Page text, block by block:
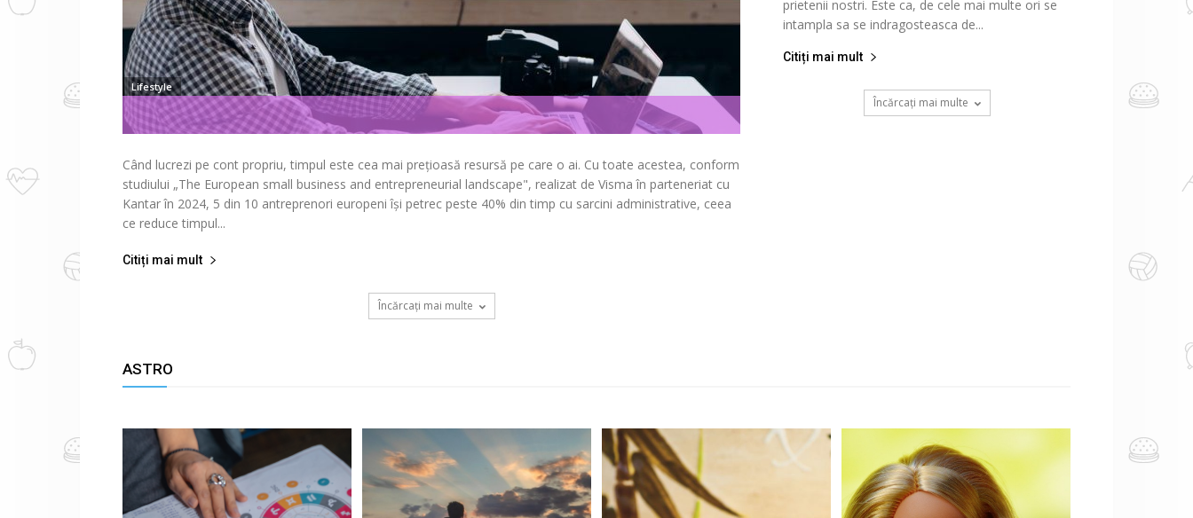
Lifestyle
Când lucrezi pe cont propriu, timpul este cea mai prețioasă resursă pe care o ai. Cu toate acestea, conform
studiului „The European small business and entrepreneurial landscape", realizat de Visma în parteneriat cu
Kantar în 2024, 5 din 10 antreprenori europeni își petrec peste 40% din timp cu sarcini administrative, ceea
ce reduce timpul...
Citiți mai mult
Încărcați mai multe
prietenii nostri. Este ca, de cele mai multe ori se
intampla sa se indragosteasca de...
Citiți mai mult
Încărcați mai multe
ASTRO